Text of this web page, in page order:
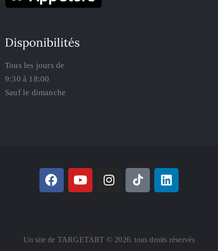
Disponibilités
Tous les jours de
9:30 à 18:00
Sauf le dimanche
Un site de TARGETART © 2026. tous droits réservés